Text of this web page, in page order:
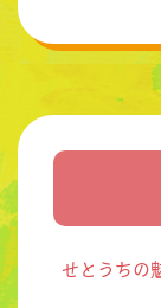
せとうちの